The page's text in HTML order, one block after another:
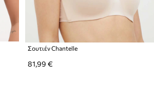
Σουτιέν Chantelle
81,99 €